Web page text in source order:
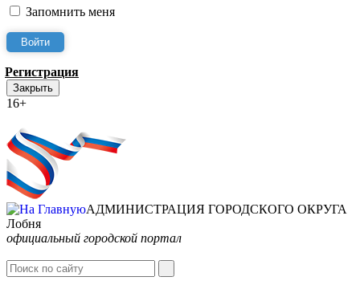
Запомнить меня
Регистрация
Закрыть
16+
АДМИНИСТРАЦИЯ ГОРОДСКОГО ОКРУГА
Лобня
официальный городской портал